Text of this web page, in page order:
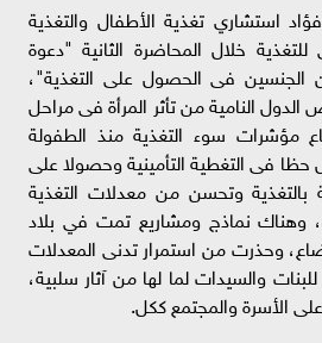
استشاري تغذية الأطفال والتغذية
للتغذية خلال المحاضرة الثانية "دعوة
الجنسين فى الحصول على التغذية"،
الدول النامية من تأثر المرأة فى مراحل
مؤشرات سوء التغذية منذ الطفولة
فى التغطية التأمينية وحصولا على
بالتغذية وتحسن من معدلات التغذية
وهناك نماذج ومشاريع تمت في بلاد
وحذرت من استمرار تدنى المعدلات
والسيدات لما لها من آثار سلبية،
الأسرة والمجتمع ككل.